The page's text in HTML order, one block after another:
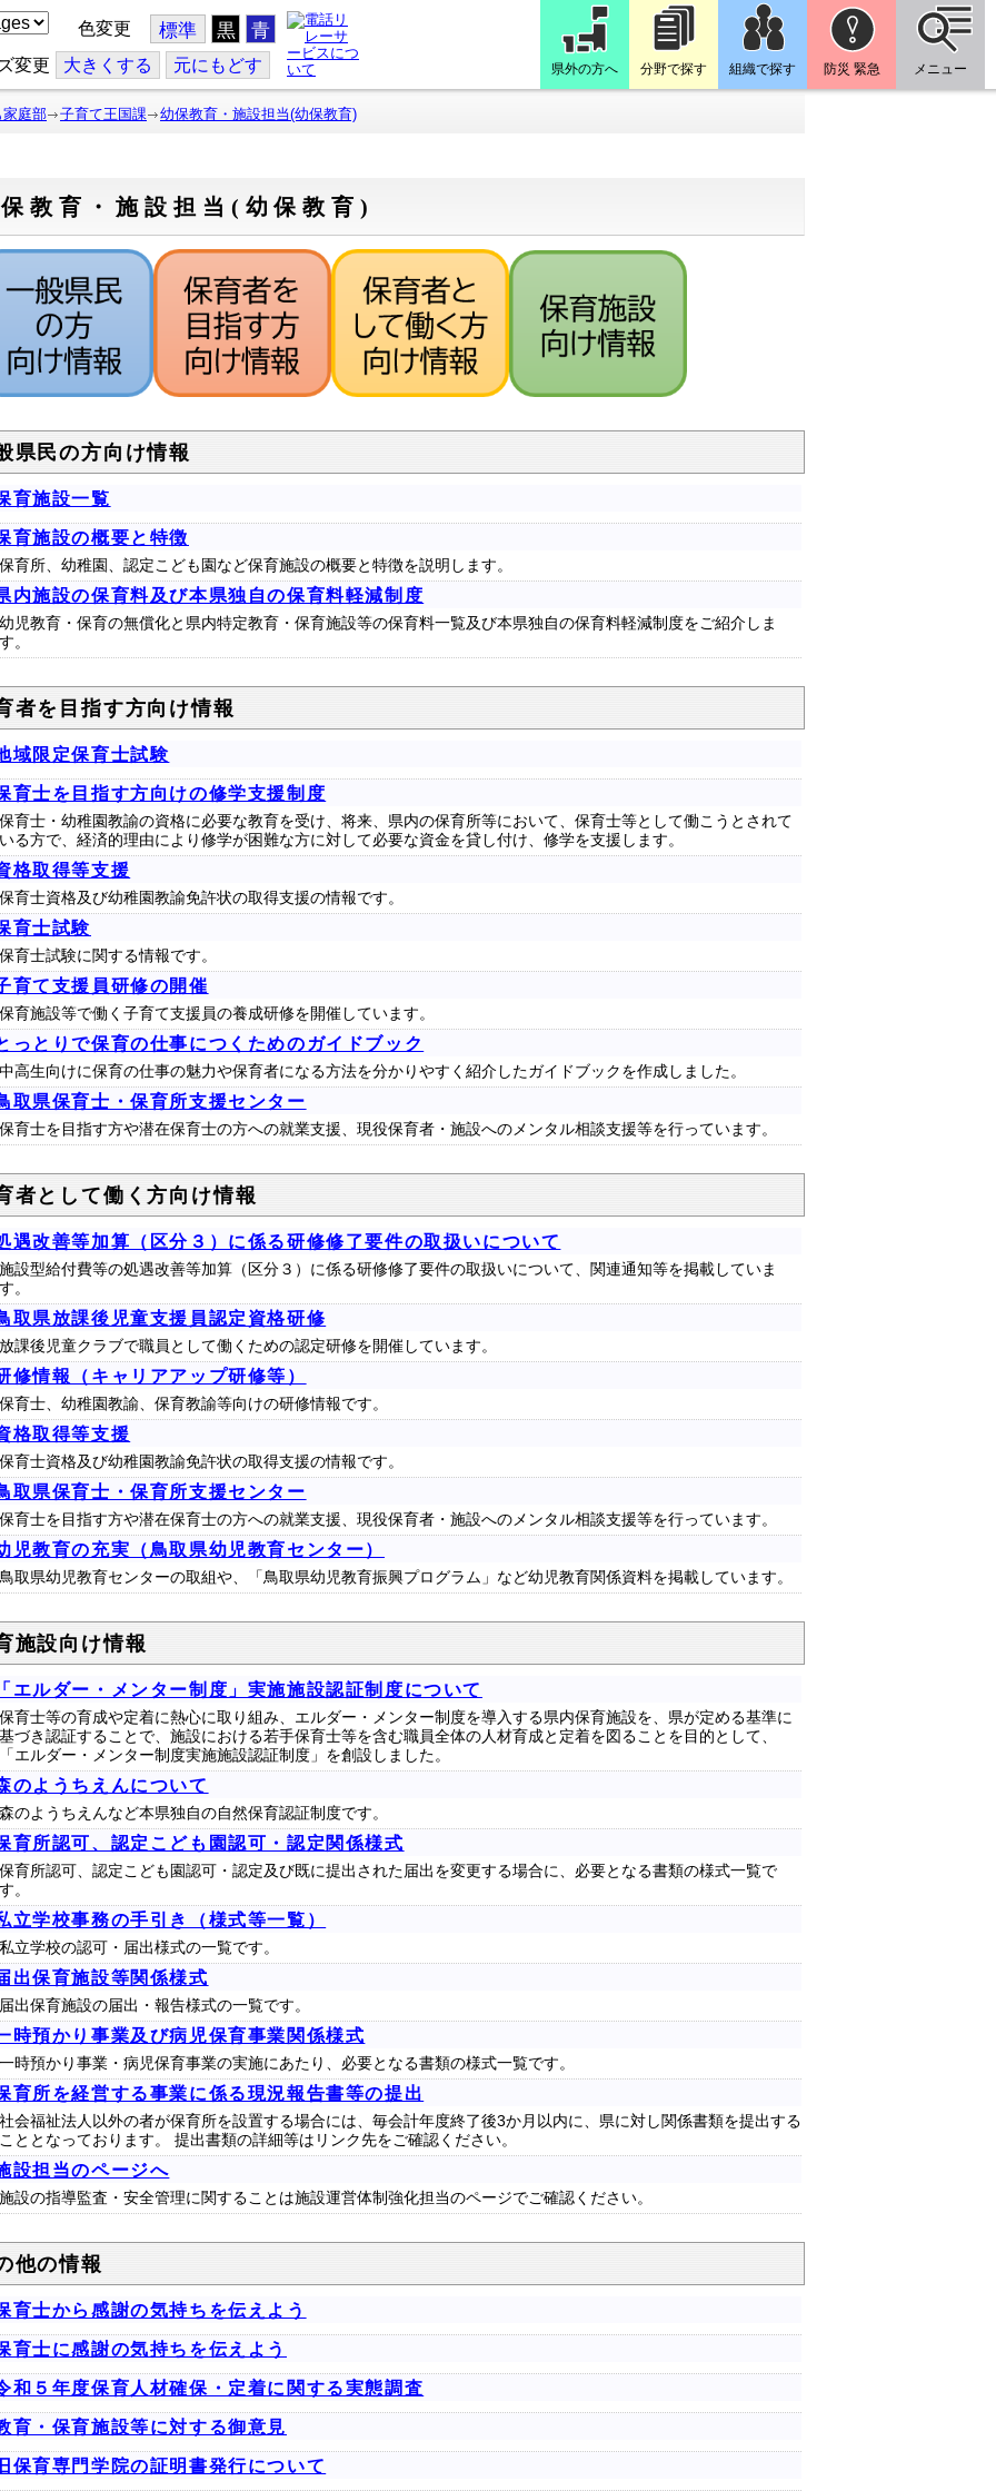
色変更 標準 黒 青
変更 大きくする 元にもどす 県外の方へ 分野で探す 組織で探す 防災 緊急 メニュー
家庭部 子育て王国課 幼保教育・施設担当(幼保教育)
教育・施設担当(幼保教育)
県民の方向け情報
育施設一覧
育施設の概要と特徴
保育所、幼稚園、認定こども園など保育施設の概要と特徴を説明します。
内施設の保育料及び本県独自の保育料軽減制度
幼児教育・保育の無償化と県内特定教育・保育施設等の保育料一覧及び本県独自の保育料軽減制度をご紹介しま
す。
者を目指す方向け情報
域限定保育士試験
育士を目指す方向けの修学支援制度
保育士・幼稚園教諭の資格に必要な教育を受け、将来、県内の保育所等において、保育士等として働こうとされて
いる方で、経済的理由により修学が困難な方に対して必要な資金を貸し付け、修学を支援します。
格取得等支援
保育士資格及び幼稚園教諭免許状の取得支援の情報です。
育士試験
保育士試験に関する情報です。
育て支援員研修の開催
保育施設等で働く子育て支援員の養成研修を開催しています。
っとりで保育の仕事につくためのガイドブック
中高生向けに保育の仕事の魅力や保育者になる方法を分かりやすく紹介したガイドブックを作成しました。
取県保育士・保育所支援センター
保育士を目指す方や潜在保育士の方への就業支援、現役保育者・施設へのメンタル相談支援等を行っています。
者として働く方向け情報
遇改善等加算（区分３）に係る研修修了要件の取扱いについて
施設型給付費等の処遇改善等加算（区分３）に係る研修修了要件の取扱いについて、関連通知等を掲載していま
す。
取県放課後児童支援員認定資格研修
放課後児童クラブで職員として働くための認定研修を開催しています。
修情報（キャリアアップ研修等）
保育士、幼稚園教諭、保育教諭等向けの研修情報です。
格取得等支援
保育士資格及び幼稚園教諭免許状の取得支援の情報です。
取県保育士・保育所支援センター
保育士を目指す方や潜在保育士の方への就業支援、現役保育者・施設へのメンタル相談支援等を行っています。
児教育の充実（鳥取県幼児教育センター）
鳥取県幼児教育センターの取組や、「鳥取県幼児教育振興プログラム」など幼児教育関係資料を掲載しています。
施設向け情報
エルダー・メンター制度」実施施設認証制度について
保育士等の育成や定着に熱心に取り組み、エルダー・メンター制度を導入する県内保育施設を、県が定める基準に
基づき認証することで、施設における若手保育士等を含む職員全体の人材育成と定着を図ることを目的として、
「エルダー・メンター制度実施施設認証制度」を創設しました。
のようちえんについて
森のようちえんなど本県独自の自然保育認証制度です。
育所認可、認定こども園認可・認定関係様式
保育所認可、認定こども園認可・認定及び既に提出された届出を変更する場合に、必要となる書類の様式一覧で
す。
立学校事務の手引き（様式等一覧）
私立学校の認可・届出様式の一覧です。
出保育施設等関係様式
届出保育施設の届出・報告様式の一覧です。
時預かり事業及び病児保育事業関係様式
一時預かり事業・病児保育事業の実施にあたり、必要となる書類の様式一覧です。
育所を経営する事業に係る現況報告書等の提出
社会福祉法人以外の者が保育所を設置する場合には、毎会計年度終了後3か月以内に、県に対し関係書類を提出する
こととなっております。 提出書類の詳細等はリンク先をご確認ください。
設担当のページへ
施設の指導監査・安全管理に関することは施設運営体制強化担当のページでご確認ください。
他の情報
育士から感謝の気持ちを伝えよう
育士に感謝の気持ちを伝えよう
和５年度保育人材確保・定着に関する実態調査
育・保育施設等に対する御意見
保育専門学院の証明書発行について